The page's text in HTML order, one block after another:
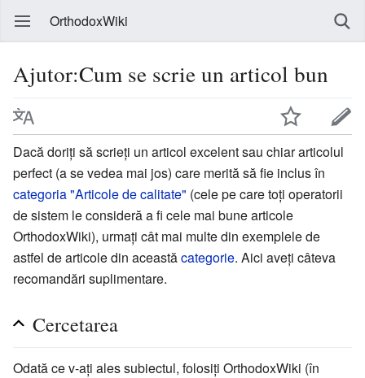
OrthodoxWiki
Ajutor:Cum se scrie un articol bun
Dacă doriți să scrieți un articol excelent sau chiar articolul
perfect (a se vedea mai jos) care merită să fie inclus în
categoria "Articole de calitate" (cele pe care toți operatorii
de sistem le consideră a fi cele mai bune articole
OrthodoxWiki), urmați cât mai multe din exemplele de
astfel de articole din aceastăcategorie. Aici aveți câteva
recomandări suplimentare.
Cercetarea
Odată ce v-aţi ales subiectul, folosiţi OrthodoxWiki (în